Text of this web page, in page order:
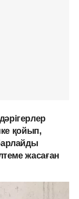
қойып,
жасаған